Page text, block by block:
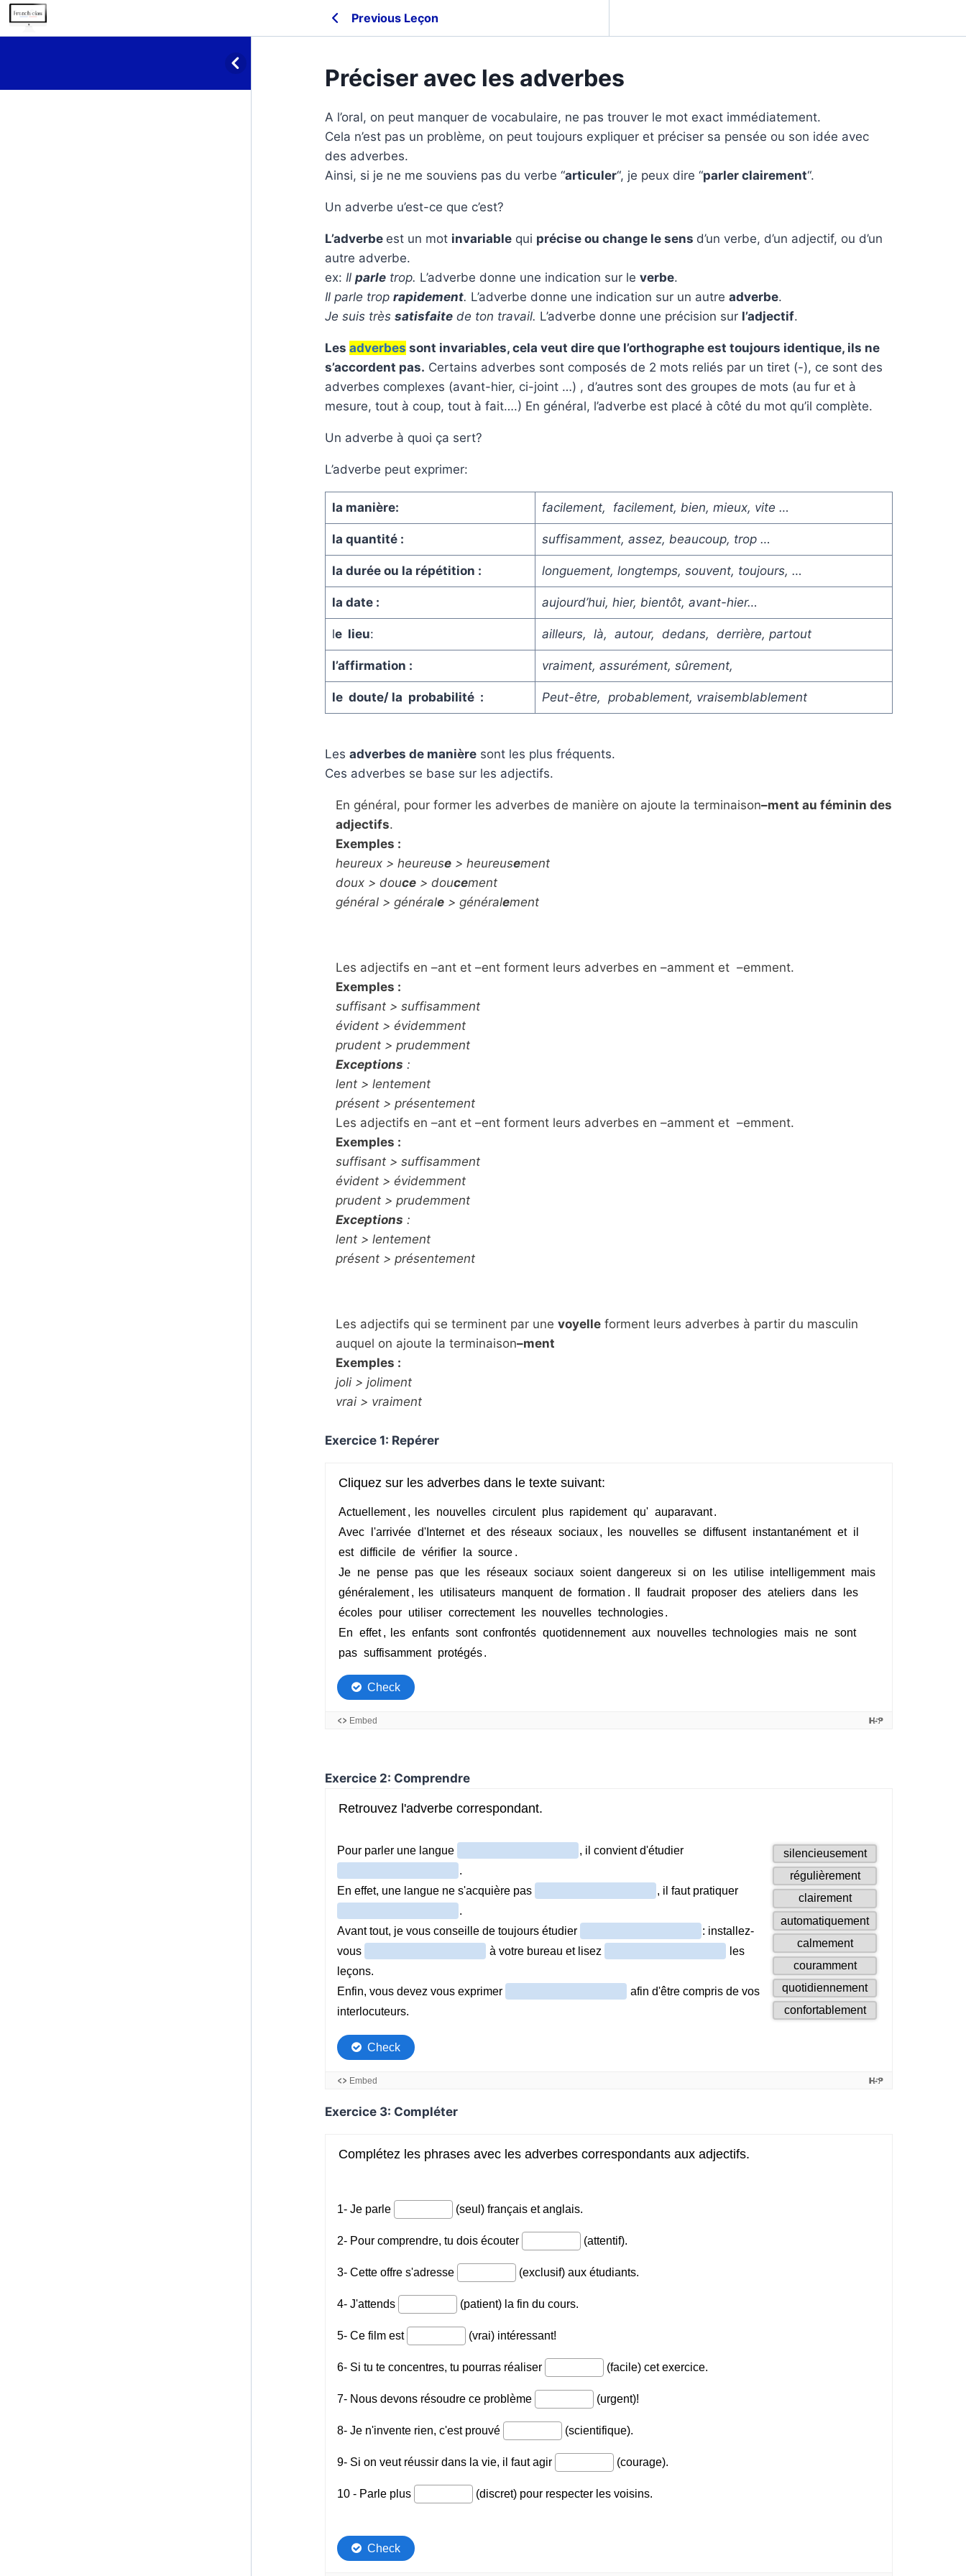
Previous Leçon
Préciser avec les adverbes
A l’oral, on peut manquer de vocabulaire, ne pas trouver le mot exact immédiatement.
Cela n’est pas un problème, on peut toujours expliquer et préciser sa pensée ou son idée avec
des adverbes.
Ainsi, si je ne me souviens pas du verbe “articuler“, je peux dire “parler clairement“.
Un adverbe u’est-ce que c’est?
L’adverbe est un mot invariable qui précise ou change le sens d’un verbe, d’un adjectif, ou d’un
autre adverbe.
ex: Il parle trop. L’adverbe donne une indication sur le verbe.
Il parle trop rapidement. L’adverbe donne une indication sur un autre adverbe.
Je suis très satisfaite de ton travail. L’adverbe donne une précision sur l’adjectif.
Les adverbes sont invariables, cela veut dire que l’orthographe est toujours identique, ils ne
s’accordent pas. Certains adverbes sont composés de 2 mots reliés par un tiret (-), ce sont des
adverbes complexes (avant-hier, ci-joint …) , d’autres sont des groupes de mots (au fur et à
mesure, tout à coup, tout à fait….) En général, l’adverbe est placé à côté du mot qu’il complète.
Un adverbe à quoi ça sert?
L’adverbe peut exprimer:
la manière: facilement, facilement, bien, mieux, vite …
la quantité : suffisamment, assez, beaucoup, trop …
la durée ou la répétition : longuement, longtemps, souvent, toujours, …
la date : aujourd’hui, hier, bientôt, avant-hier…
le lieu: ailleurs, là, autour, dedans, derrière, partout
l’affirmation : vraiment, assurément, sûrement,
le doute/ la probabilité : Peut-être, probablement, vraisemblablement
Les adverbes de manière sont les plus fréquents.
Ces adverbes se base sur les adjectifs.
En général, pour former les adverbes de manière on ajoute la terminaison–ment au féminin des
adjectifs.
Exemples :
heureux > heureuse > heureusement
doux > douce > doucement
général > générale > généralement
Les adjectifs en –ant et –ent forment leurs adverbes en –amment et –emment.
Exemples :
suffisant > suffisamment
évident > évidemment
prudent > prudemment
Exceptions :
lent > lentement
présent > présentement
Les adjectifs en –ant et –ent forment leurs adverbes en –amment et –emment.
Exemples :
suffisant > suffisamment
évident > évidemment
prudent > prudemment
Exceptions :
lent > lentement
présent > présentement
Les adjectifs qui se terminent par une voyelle forment leurs adverbes à partir du masculin
auquel on ajoute la terminaison–ment
Exemples :
joli > joliment
vrai > vraiment
Exercice 1: Repérer
Exercice 2: Comprendre
Exercice 3: Compléter